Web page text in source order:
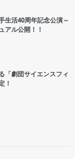
生活40周年記念公演～
アル公開！！
「劇団サイエンスフィ
！